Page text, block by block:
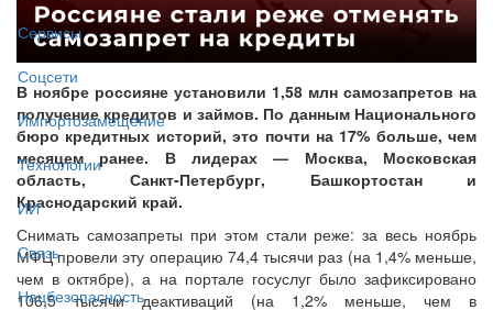
Сервисы
Соцсети
Импортозамещение
Технологии
ИИ
Связь
Нацбезопасность
В ноябре россияне установили 1,58 млн самозапретов на
получение кредитов и займов. По данным Национального
бюро кредитных историй, это почти на 17% больше, чем
месяцем ранее. В лидерах — Москва, Московская
область, Санкт-Петербург, Башкортостан и
Краснодарский край.
Снимать самозапреты при этом стали реже: за весь ноябрь
МФЦ провели эту операцию 74,4 тысячи раз (на 1,4% меньше,
чем в октябре), а на портале госуслуг было зафиксировано
106,5 тысячи деактиваций (на 1,2% меньше, чем в